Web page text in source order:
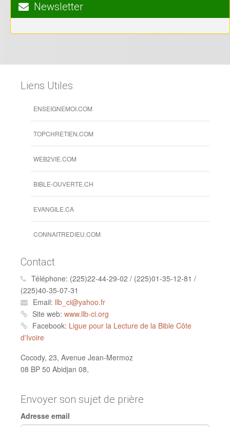
Newsletter
Liens Utiles
ENSEIGNEMOI.COM
TOPCHRETIEN.COM
WEB2VIE.COM
BIBLE-OUVERTE.CH
EVANGILE.CA
CONNAITREDIEU.COM
Contact
Téléphone: (225)22-44-29-02 / (225)01-35-12-81 /
(225)40-35-07-31
Email: llb_ci@yahoo.fr
Site web: www.llb-ci.org
Facebook: Ligue pour la Lecture de la Bible Côte
d'Ivoire
Cocody, 23, Avenue Jean-Mermoz
08 BP 50 Abidjan 08,
Envoyer son sujet de prière
Adresse email